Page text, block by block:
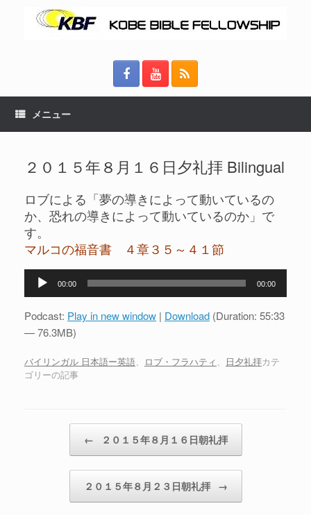
メニュー
２０１５年８月１６日夕礼拝 Bilingual
ロブによる「夢の導きによって動いているの
か、恐れの導きによって動いているのか」で
す。
マルコの福音書 ４章３５～４１節
プ
ヤ
ー
00:00 00:00
Podcast: Play in new window | Download (Duration: 55:33
— 76.3MB)
バイリンガル 日本語ー英語、 ロブ・フラハティ、 日夕礼拝カテ
ゴリーの記事
← ２０１５年８月１６日朝礼拝
２０１５年８月２３日朝礼拝 →